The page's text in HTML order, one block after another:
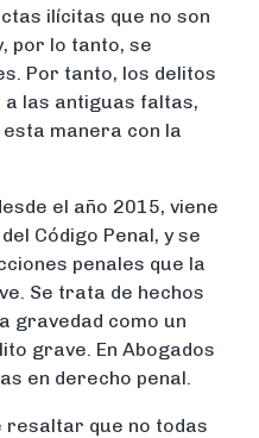
ilícitas que no son
por lo tanto, se
Por tanto, los delitos
las antiguas faltas,
manera con la
el año 2015, viene
Código Penal, y se
penales que la
Se trata de hechos
gravedad como un
grave. En Abogados
en derecho penal.
resaltar que no todas